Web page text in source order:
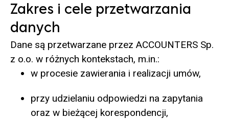
Zakres i cele przetwarzania
danych
Dane są przetwarzane przez ACCOUNTERS Sp.
z o.o. w różnych kontekstach, m.in.:
w procesie zawierania i realizacji umów,
przy udzielaniu odpowiedzi na zapytania
oraz w bieżącej korespondencji,